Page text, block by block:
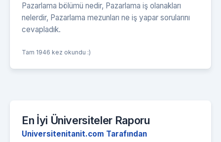
Pazarlama bölümü nedir, Pazarlama iş olanakları
nelerdir, Pazarlama mezunları ne iş yapar sorularını
cevapladık.
Tam 1946 kez okundu :)
En İyi Üniversiteler Raporu
Universitenitanit.com Tarafından